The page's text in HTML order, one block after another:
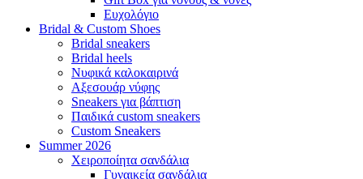
Ευχολόγιο
Bridal & Custom Shoes
Bridal sneakers
Bridal heels
Νυφικά καλοκαιρινά
Αξεσουάρ νύφης
Sneakers για βάπτιση
Παιδικά custom sneakers
Custom Sneakers
Summer 2026
Χειροποίητα σανδάλια
Γυναικεία σανδάλια